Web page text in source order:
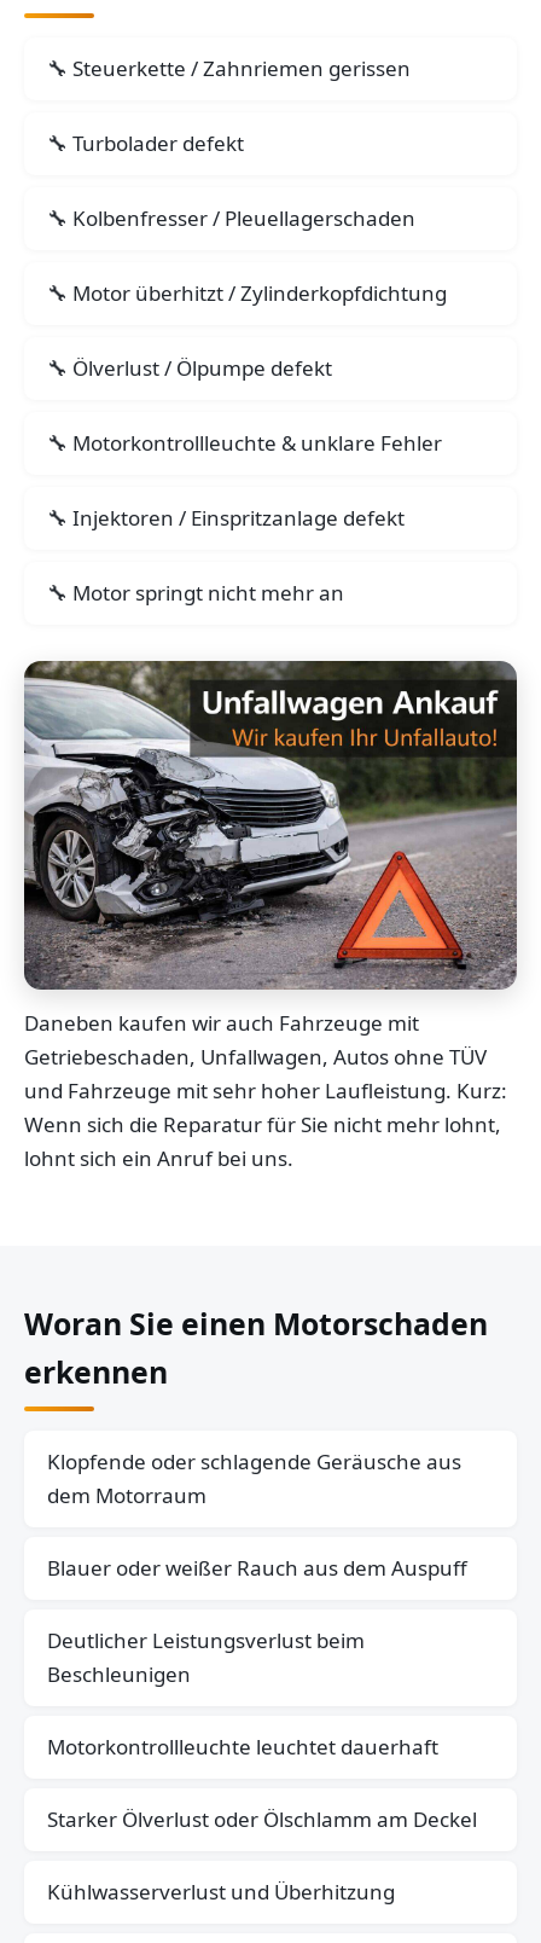
Steuerkette / Zahnriemen gerissen
Turbolader defekt
Kolbenfresser / Pleuellagerschaden
Motor überhitzt / Zylinderkopfdichtung
Ölverlust / Ölpumpe defekt
Motorkontrollleuchte & unklare Fehler
Injektoren / Einspritzanlage defekt
Motor springt nicht mehr an
Daneben kaufen wir auch Fahrzeuge mit
Getriebeschaden, Unfallwagen, Autos ohne TÜV
und Fahrzeuge mit sehr hoher Laufleistung. Kurz:
Wenn sich die Reparatur für Sie nicht mehr lohnt,
lohnt sich ein Anruf bei uns.
Woran Sie einen Motorschaden
erkennen
Klopfende oder schlagende Geräusche aus
dem Motorraum
Blauer oder weißer Rauch aus dem Auspuff
Deutlicher Leistungsverlust beim
Beschleunigen
Motorkontrollleuchte leuchtet dauerhaft
Starker Ölverlust oder Ölschlamm am Deckel
Kühlwasserverlust und Überhitzung